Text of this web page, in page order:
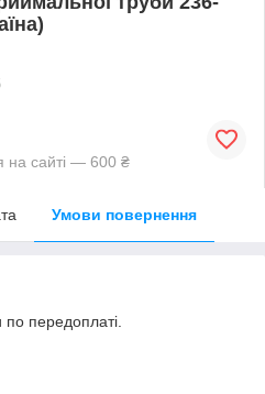
на сайті — 600 ₴
Умови повернення
по передоплаті.